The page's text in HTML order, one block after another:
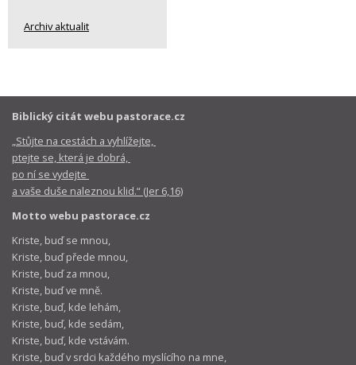
Archiv aktualit
Biblický citát webu pastorace.cz
„Stůjte na cestách a vyhlížejte,
ptejte se, která je dobrá,
po ní se vydejte
a vaše duše naleznou klid.“ (Jer 6,16)
Motto webu pastorace.cz
Kriste, buď se mnou,
Kriste, buď přede mnou,
Kriste, buď za mnou,
Kriste, buď ve mně.
Kriste, buď, kde lehám,
Kriste, buď, kde sedám,
Kriste, buď, kde vstávám.
Kriste, buď v srdci každého myslícího na mne,